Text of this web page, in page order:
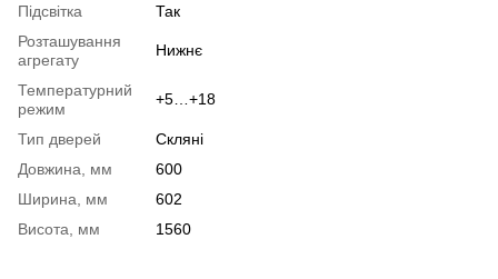
Підсвітка
Так
Розташування
агрегату
Нижнє
Температурний
режим
+5…+18
Тип дверей
Скляні
Довжина, мм
600
Ширина, мм
602
Висота, мм
1560